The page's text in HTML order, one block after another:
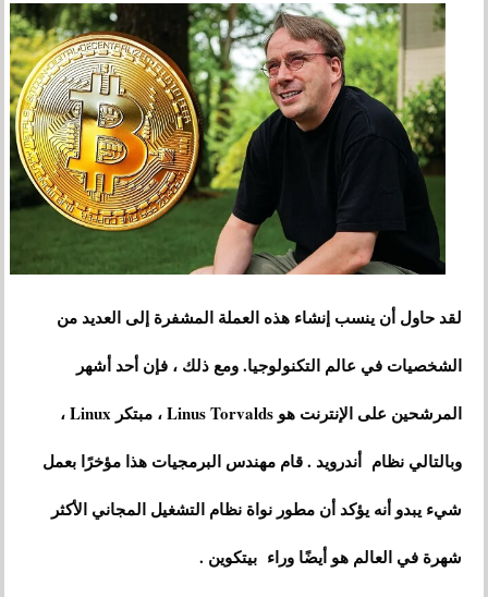
لقد حاول أن ينسب إنشاء هذه العملة المشفرة إلى العديد من
الشخصيات في عالم التكنولوجيا. ومع ذلك ، فإن أحد أشهر
المرشحين على الإنترنت هو Linus Torvalds ، مبتكر Linux ،
وبالتالي نظام أندرويد . قام مهندس البرمجيات هذا مؤخرًا بعمل
شيء يبدو أنه يؤكد أن مطور نواة نظام التشغيل المجاني الأكثر
شهرة في العالم هو أيضًا وراء بيتكوين .